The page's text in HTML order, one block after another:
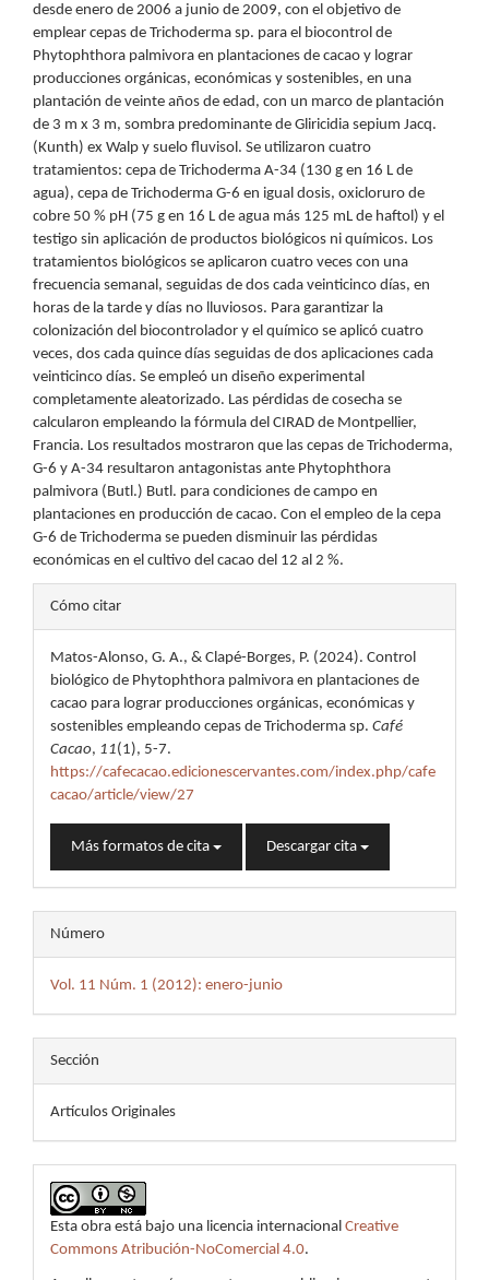
desde enero de 2006 a junio de 2009, con el objetivo de
emplear cepas de Trichoderma sp. para el biocontrol de
Phytophthora palmivora en plantaciones de cacao y lograr
producciones orgánicas, económicas y sostenibles, en una
plantación de veinte años de edad, con un marco de plantación
de 3 m x 3 m, sombra predominante de Gliricidia sepium Jacq.
(Kunth) ex Walp y suelo fluvisol. Se utilizaron cuatro
tratamientos: cepa de Trichoderma A-34 (130 g en 16 L de
agua), cepa de Trichoderma G-6 en igual dosis, oxicloruro de
cobre 50 % pH (75 g en 16 L de agua más 125 mL de haftol) y el
testigo sin aplicación de productos biológicos ni químicos. Los
tratamientos biológicos se aplicaron cuatro veces con una
frecuencia semanal, seguidas de dos cada veinticinco días, en
horas de la tarde y días no lluviosos. Para garantizar la
colonización del biocontrolador y el químico se aplicó cuatro
veces, dos cada quince días seguidas de dos aplicaciones cada
veinticinco días. Se empleó un diseño experimental
completamente aleatorizado. Las pérdidas de cosecha se
calcularon empleando la fórmula del CIRAD de Montpellier,
Francia. Los resultados mostraron que las cepas de Trichoderma,
G-6 y A-34 resultaron antagonistas ante Phytophthora
palmivora (Butl.) Butl. para condiciones de campo en
plantaciones en producción de cacao. Con el empleo de la cepa
G-6 de Trichoderma se pueden disminuir las pérdidas
económicas en el cultivo del cacao del 12 al 2 %.
Detalles
del
artículo
Cómo citar
Matos-Alonso, G. A., & Clapé-Borges, P. (2024). Control
biológico de Phytophthora palmivora en plantaciones de
cacao para lograr producciones orgánicas, económicas y
sostenibles empleando cepas de Trichoderma sp. Café
Cacao, 11(1), 5-7.
https://cafecacao.edicionescervantes.com/index.php/cafe
cacao/article/view/27
Más formatos de cita Descargar cita
Número
Vol. 11 Núm. 1 (2012): enero-junio
Sección
Artículos Originales
Esta obra está bajo una licencia internacional Creative
Commons Atribución-NoComercial 4.0.